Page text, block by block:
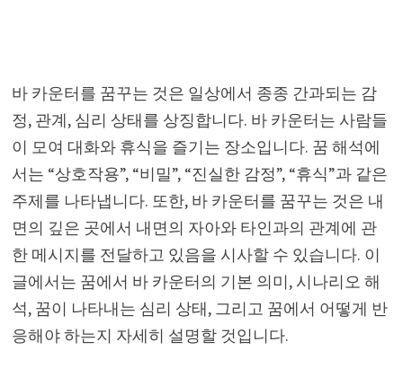
바 카운터를 꿈꾸는 것은 일상에서 종종 간과되는 감
정, 관계, 심리 상태를 상징합니다. 바 카운터는 사람들
이 모여 대화와 휴식을 즐기는 장소입니다. 꿈 해석에
서는 “상호작용”, “비밀”, “진실한 감정”, “휴식”과 같은
주제를 나타냅니다. 또한, 바 카운터를 꿈꾸는 것은 내
면의 깊은 곳에서 내면의 자아와 타인과의 관계에 관
한 메시지를 전달하고 있음을 시사할 수 있습니다. 이
글에서는 꿈에서 바 카운터의 기본 의미, 시나리오 해
석, 꿈이 나타내는 심리 상태, 그리고 꿈에서 어떻게 반
응해야 하는지 자세히 설명할 것입니다.